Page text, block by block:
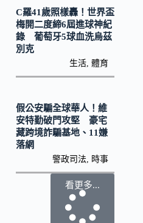
C羅41歲照樣轟！世界盃
梅開二度締6屆進球神紀
錄 葡萄牙5球血洗烏茲
別克
生活 ,體育
假公安騙全球華人！維
安特勤破門攻堅 豪宅
藏跨境詐騙基地、11嫌
落網
警政司法 時事
看更多...